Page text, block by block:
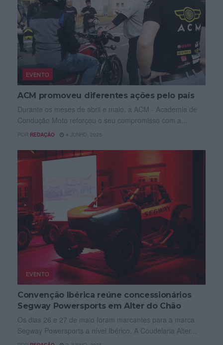
EVENTO
ACM promoveu diferentes ações pelo país
Durante os meses de abril e maio, a ACM - Academia de
Condução Moto reforçou o seu compromisso com a...
POR REDAÇÃO 4 JUNHO, 2025
EVENTO
Convenção Ibérica reúne concessionários
Segway Powersports em Alter do Chão
Os dias 26 e 27 de maio foram marcantes para a marca
Segway Powersports a nível Ibérico. A Coudelaria Alter...